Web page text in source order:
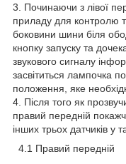
3. Починаючи з лівої
приладу для контролю
боковини шини біля
кнопку запуску та
звукового сигналу
засвітиться лампочка
положення, яке
4. Після того як
правий передній
інших трьох датчиків у
4.1 Правий передній